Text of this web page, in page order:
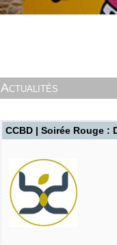
Actualités
CCBD | Soirée Rouge :